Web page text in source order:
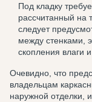
Под кладку
рассчитанный на
следует
между стенками,
скопления влаги
Очевидно, что
владельцам
наружной отделки,